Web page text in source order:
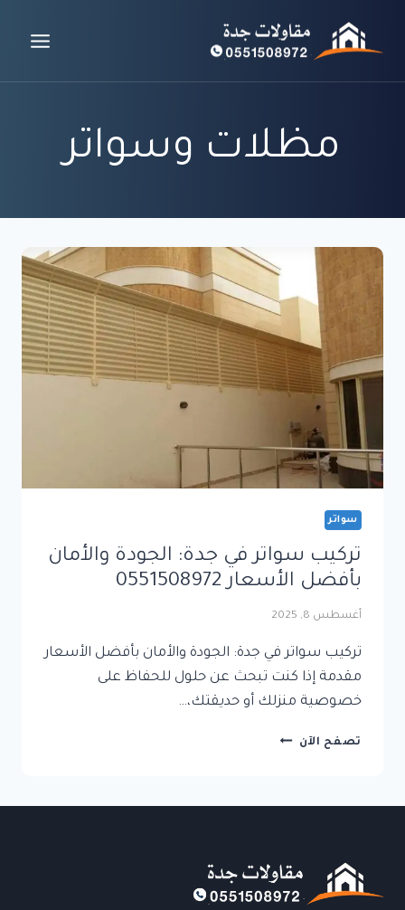
مظلات وسواتر
سواتر
تركيب سواتر في جدة: الجودة والأمان
بأفضل الأسعار 0551508972
أغسطس 8, 2025
تركيب سواتر في جدة: الجودة والأمان بأفضل الأسعار
مقدمة إذا كنت تبحث عن حلول للحفاظ على
خصوصية منزلك أو حديقتك،…
تصفح الآن تركيب
الأسعار
0551508972